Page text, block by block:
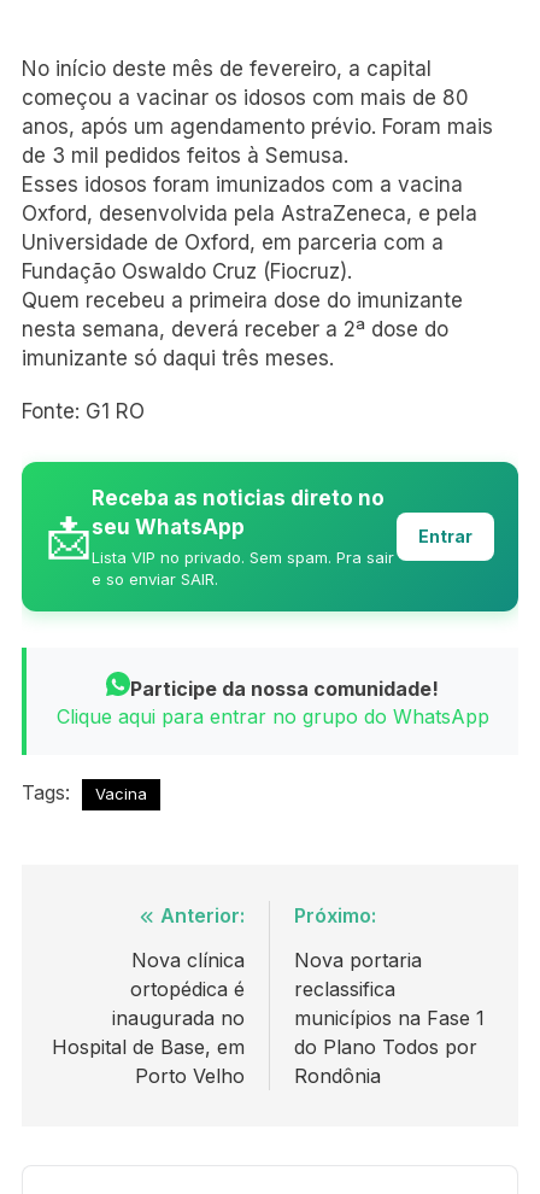
No início deste mês de fevereiro, a capital
começou a vacinar os idosos com mais de 80
anos, após um agendamento prévio. Foram mais
de 3 mil pedidos feitos à Semusa.
Esses idosos foram imunizados com a vacina
Oxford, desenvolvida pela AstraZeneca, e pela
Universidade de Oxford, em parceria com a
Fundação Oswaldo Cruz (Fiocruz).
Quem recebeu a primeira dose do imunizante
nesta semana, deverá receber a 2ª dose do
imunizante só daqui três meses.
Fonte: G1 RO
📩
Receba as noticias direto no
seu WhatsApp
Lista VIP no privado. Sem spam. Pra sair
e so enviar SAIR.
Entrar
Participe da nossa comunidade!
Clique aqui para entrar no grupo do WhatsApp
Tags: Vacina
Navegação
Anterior:
Nova clínica
ortopédica é
inaugurada no
Hospital de Base, em
Porto Velho
Próximo:
Nova portaria
reclassifica
municípios na Fase 1
do Plano Todos por
Rondônia